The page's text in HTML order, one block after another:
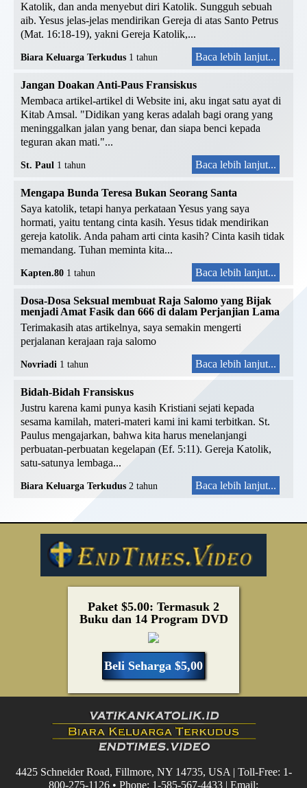
Katolik, dan anda menyebut diri Katolik. Sungguh sebuah
aib. Yesus jelas-jelas mendirikan Gereja di atas Santo Petrus
(Mat. 16:18-19), yakni Gereja Katolik,...
Biara Keluarga Terkudus 1 tahun Baca lebih lanjut...
Jangan Doakan Anti-Paus Fransiskus
Membaca artikel-artikel di Website ini, aku ingat satu ayat di
Kitab Amsal. "Didikan yang keras adalah bagi orang yang
meninggalkan jalan yang benar, dan siapa benci kepada
teguran akan mati."...
St. Paul 1 tahun Baca lebih lanjut...
Mengapa Bunda Teresa Bukan Seorang Santa
Saya katolik, tetapi hanya perkataan Yesus yang saya
hormati, yaitu tentang cinta kasih. Yesus tidak mendirikan
gereja katolik. Anda paham arti cinta kasih? Cinta kasih tidak
memandang. Tuhan meminta kita...
Kapten.80 1 tahun Baca lebih lanjut...
Dosa-Dosa Seksual membuat Raja Salomo yang Bijak
menjadi Amat Fasik dan 666 di dalam Perjanjian Lama
Terimakasih atas artikelnya, saya semakin mengerti
perjalanan kerajaan raja salomo
Novriadi 1 tahun Baca lebih lanjut...
Bidah-Bidah Fransiskus
Justru karena kami punya kasih Kristiani sejati kepada
sesama kamilah, materi-materi kami ini kami terbitkan. St.
Paulus mengajarkan, bahwa kita harus menelanjangi
perbuatan-perbuatan kegelapan (Ef. 5:11). Gereja Katolik,
satu-satunya lembaga...
Biara Keluarga Terkudus 2 tahun Baca lebih lanjut...
Paket $5.00: Termasuk 2
Buku dan 14 Program DVD
Beli Seharga $5,00
4425 Schneider Road, Fillmore, NY 14735, USA | Toll-Free: 1-
800-275-1126 • Phone: 1-585-567-4433 | Email: